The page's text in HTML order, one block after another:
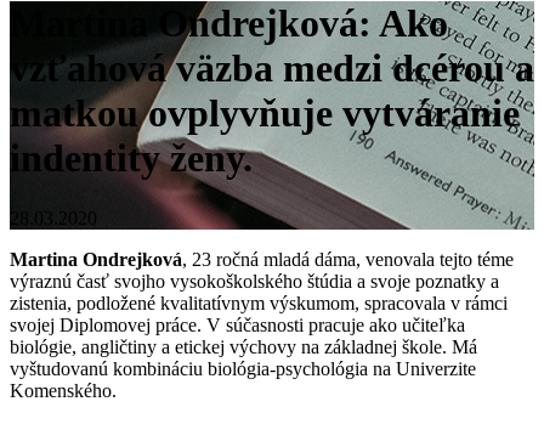
Martina Ondrejková: Ako
vzťahová väzba medzi dcérou a
matkou ovplyvňuje vytváranie
indentity ženy.
28.03.2020
Martina Ondrejková, 23 ročná mladá dáma, venovala tejto téme
výraznú časť svojho vysokoškolského štúdia a svoje poznatky a
zistenia, podložené kvalitatívnym výskumom, spracovala v rámci
svojej Diplomovej práce. V súčasnosti pracuje ako učiteľka
biológie, angličtiny a etickej výchovy na základnej škole. Má
vyštudovanú kombináciu biológia-psychológia na Univerzite
Komenského.